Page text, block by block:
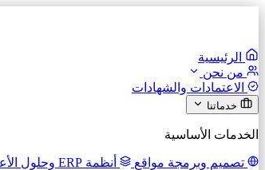
الرئيسية
من نحن
الاعتمادات والشهادات
خدماتنا
الخدمات الأساسية
تصميم وبرمجة مواقع أنظمة ERP وحلول الأعمال